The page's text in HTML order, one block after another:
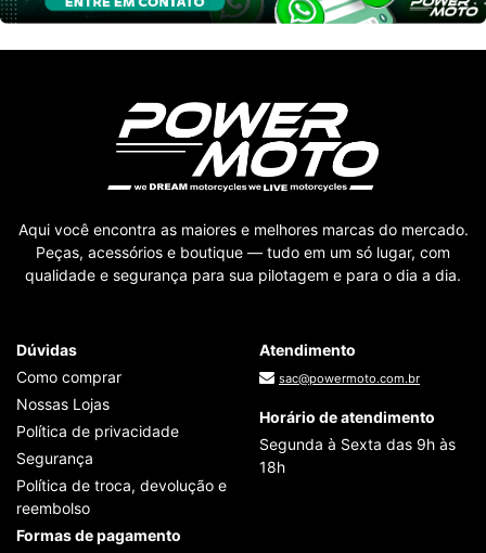
Aqui você encontra as maiores e melhores marcas do mercado.
Peças, acessórios e boutique — tudo em um só lugar, com
qualidade e segurança para sua pilotagem e para o dia a dia.
Dúvidas
Como comprar
Nossas Lojas
Política de privacidade
Segurança
Política de troca, devolução e
reembolso
Atendimento
sac@powermoto.com.br
Horário de atendimento
Segunda à Sexta das 9h às
18h
Formas de pagamento